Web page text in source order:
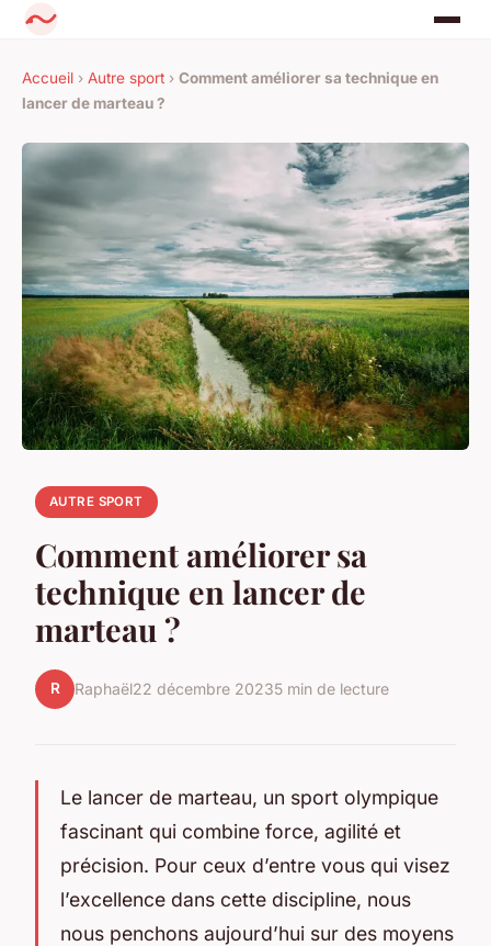
Accueil › Autre sport › Comment améliorer sa technique en
lancer de marteau ?
AUTRE SPORT
Comment améliorer sa
technique en lancer de
marteau ?
R Raphaël22 décembre 20235 min de lecture
Le lancer de marteau, un sport olympique
fascinant qui combine force, agilité et
précision. Pour ceux d’entre vous qui visez
l’excellence dans cette discipline, nous
nous penchons aujourd’hui sur des moyens